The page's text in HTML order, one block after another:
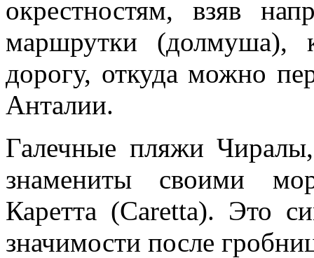
окрестностям, взяв
маршрутки (долмуша),
дорогу, откуда можно
Анталии.
Галечные пляжи
знамениты своими
Каретта (Caretta). Это
значимости после